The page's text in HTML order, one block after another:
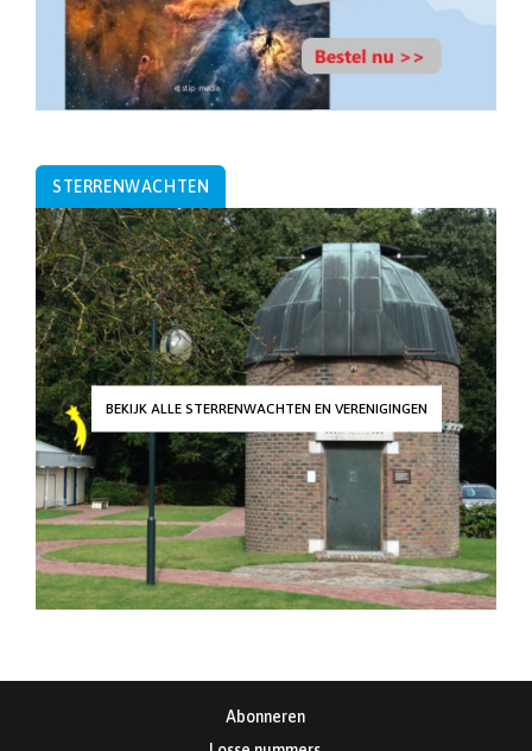
STERRENWACHTEN
BEKIJK ALLE STERRENWACHTEN EN VERENIGINGEN
Abonneren